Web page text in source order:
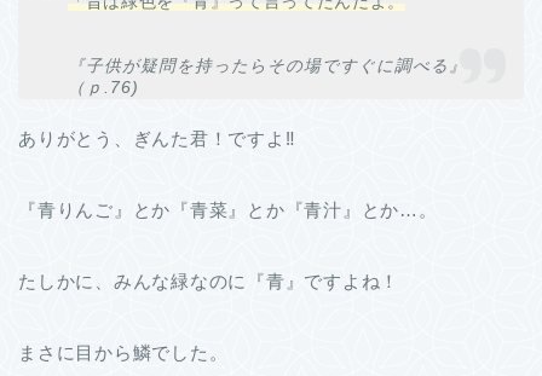
『子供が疑問を持ったらその場ですぐに調べる』
（ｐ.76)
ありがとう、ぎんた君！ですよ‼
『青りんご』とか『青菜』とか『青汁』とか…。
たしかに、みんな緑なのに『青』ですよね！
まさに目から鱗でした。